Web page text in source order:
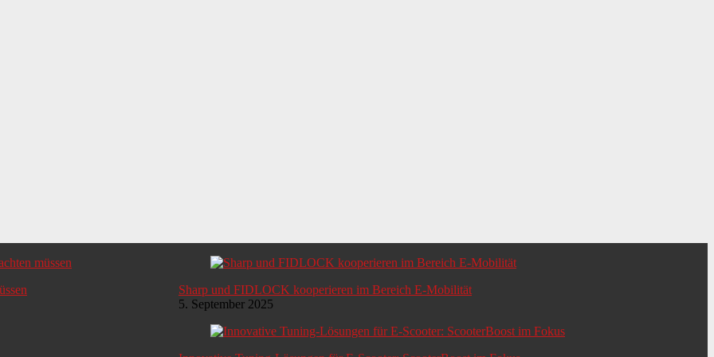
Sharp und FIDLOCK kooperieren im Bereich E-Mobilität
5. September 2025